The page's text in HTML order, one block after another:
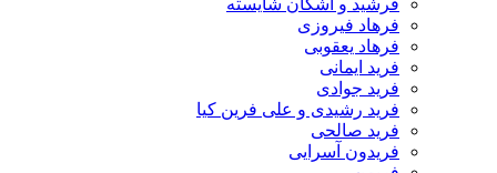
فرشید و اشکان شایسته
فرهاد فیروزی
فرهاد یعقوبی
فرید ایمانی
فرید جوادی
فرید رشیدی و علی فرین کیا
فرید صالحی
فریدون آسرایی